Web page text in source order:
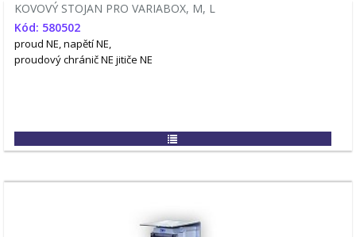
KOVOVÝ STOJAN PRO VARIABOX, M, L
Kód: 580502
proud NE, napětí NE,
proudový chránič NE jitiče NE